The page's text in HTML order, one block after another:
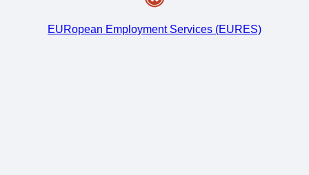
EURopean Employment Services (EURES)